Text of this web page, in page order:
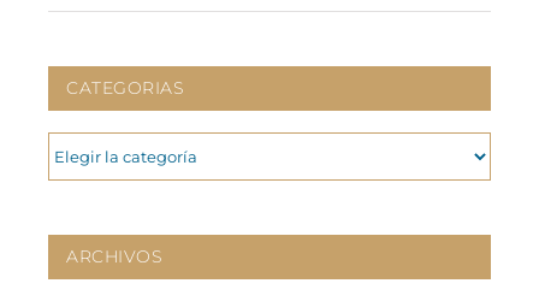
CATEGORIAS
CATEGORIAS
ARCHIVOS